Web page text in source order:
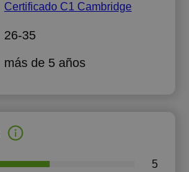
Certificado C1 Cambridge
26-35
más de 5 años
5